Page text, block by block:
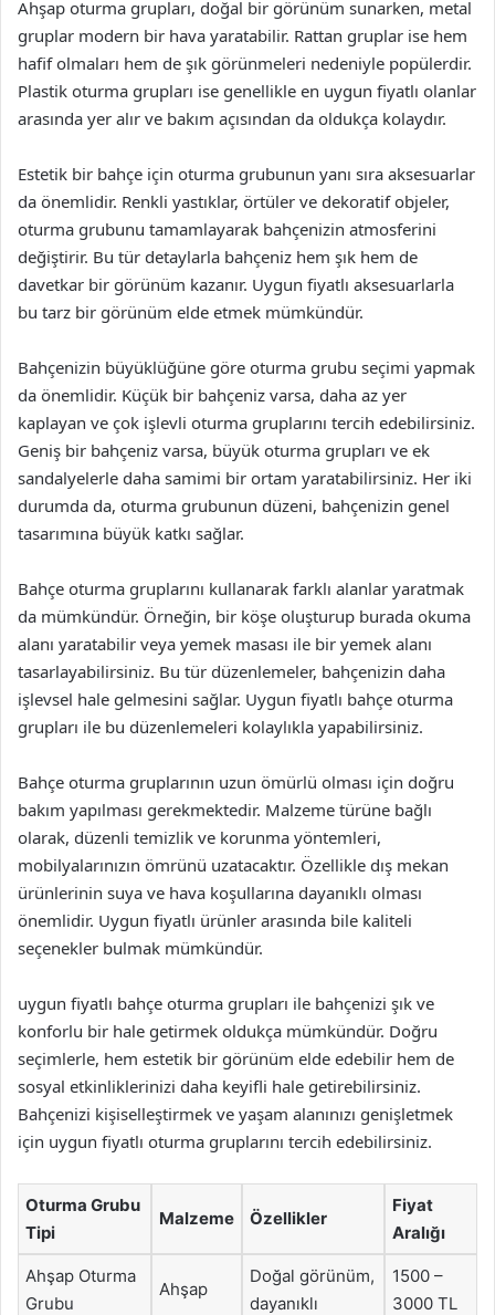
Ahşap oturma grupları, doğal bir görünüm sunarken, metal
gruplar modern bir hava yaratabilir. Rattan gruplar ise hem
hafif olmaları hem de şık görünmeleri nedeniyle popülerdir.
Plastik oturma grupları ise genellikle en uygun fiyatlı olanlar
arasında yer alır ve bakım açısından da oldukça kolaydır.
Estetik bir bahçe için oturma grubunun yanı sıra aksesuarlar
da önemlidir. Renkli yastıklar, örtüler ve dekoratif objeler,
oturma grubunu tamamlayarak bahçenizin atmosferini
değiştirir. Bu tür detaylarla bahçeniz hem şık hem de
davetkar bir görünüm kazanır. Uygun fiyatlı aksesuarlarla
bu tarz bir görünüm elde etmek mümkündür.
Bahçenizin büyüklüğüne göre oturma grubu seçimi yapmak
da önemlidir. Küçük bir bahçeniz varsa, daha az yer
kaplayan ve çok işlevli oturma gruplarını tercih edebilirsiniz.
Geniş bir bahçeniz varsa, büyük oturma grupları ve ek
sandalyelerle daha samimi bir ortam yaratabilirsiniz. Her iki
durumda da, oturma grubunun düzeni, bahçenizin genel
tasarımına büyük katkı sağlar.
Bahçe oturma gruplarını kullanarak farklı alanlar yaratmak
da mümkündür. Örneğin, bir köşe oluşturup burada okuma
alanı yaratabilir veya yemek masası ile bir yemek alanı
tasarlayabilirsiniz. Bu tür düzenlemeler, bahçenizin daha
işlevsel hale gelmesini sağlar. Uygun fiyatlı bahçe oturma
grupları ile bu düzenlemeleri kolaylıkla yapabilirsiniz.
Bahçe oturma gruplarının uzun ömürlü olması için doğru
bakım yapılması gerekmektedir. Malzeme türüne bağlı
olarak, düzenli temizlik ve korunma yöntemleri,
mobilyalarınızın ömrünü uzatacaktır. Özellikle dış mekan
ürünlerinin suya ve hava koşullarına dayanıklı olması
önemlidir. Uygun fiyatlı ürünler arasında bile kaliteli
seçenekler bulmak mümkündür.
uygun fiyatlı bahçe oturma grupları ile bahçenizi şık ve
konforlu bir hale getirmek oldukça mümkündür. Doğru
seçimlerle, hem estetik bir görünüm elde edebilir hem de
sosyal etkinliklerinizi daha keyifli hale getirebilirsiniz.
Bahçenizi kişiselleştirmek ve yaşam alanınızı genişletmek
için uygun fiyatlı oturma gruplarını tercih edebilirsiniz.
Oturma Grubu
Tipi
Malzeme Özellikler
Fiyat
Aralığı
Ahşap Oturma
Grubu
Ahşap
Doğal görünüm,
dayanıklı
1500 –
3000 TL